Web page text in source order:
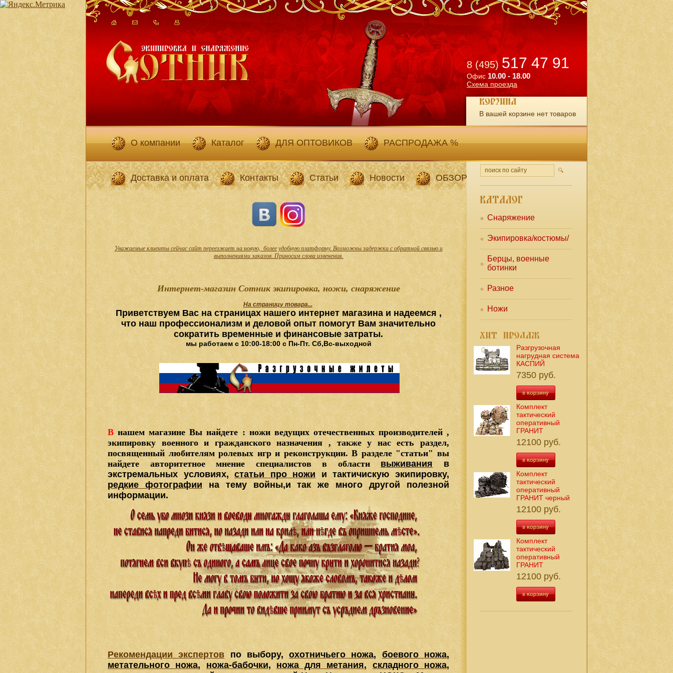
8 (495) 517 47 91
Офис10.00 - 18.00
Схема проезда
В вашей корзине нет товаров
О компании Каталог ДЛЯ ОПТОВИКОВ РАСПРОДАЖА %
Доставка и оплата Контакты Статьи Новости ОБЗОР
Уважаемые клиенты сейчас сайт переезжает на новую, более удобную платформу. Возможны задержки с обратной связью и
выполнениями заказов. Приносим слова извенения.
Интернет-магазин Сотник экипировка, ножи, снаряжение
На страницу товара...
Приветствуем Вас на страницах нашего интернет магазина и надеемся ,
что наш профессионализм и деловой опыт помогут Вам значительно
сократить временные и финансовые затраты.
мы работаем с 10:00-18:00 с Пн-Пт. Сб,Вс-выходной
Внашем магазине Вы найдете : ножи ведущих отечественных производителей ,
экипировку военного и гражданского назначения , также у нас есть раздел,
посвященный любителям ролевых игр и реконструкции. В разделе "статьи" вы
найдете авторитетное мнение специалистов в области выживания в
экстремальных условиях,статьи про ножи и тактичискую экипировку,
редкие фотографии на тему войны,и так же много другой полезной
информации.
Рекомендации экспертов по выбору,охотничьего ножа, боевого ножа,
метательного ножа, ножа-бабочки, ножа для метания, складного ножа,
Снаряжение
Экипировка/костюмы/
Берцы, военные
ботинки
Разное
Ножи
Разгрузочная
нагрудная система
КАСПИЙ
7350 руб.
Комплект
тактический
оперативный
ГРАНИТ
12100 руб.
Комплект
тактический
оперативный
ГРАНИТ черный
12100 руб.
Комплект
тактический
оперативный
ГРАНИТ
12100 руб.